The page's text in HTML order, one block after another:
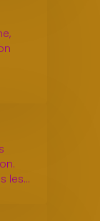
les…